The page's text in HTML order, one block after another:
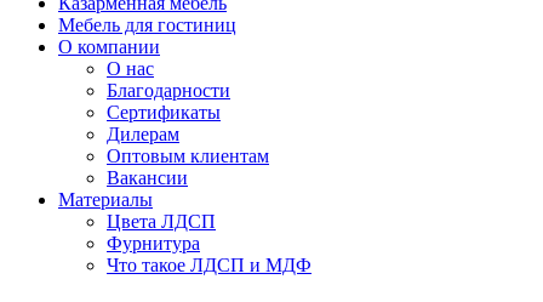
Мебель для гостиниц
О компании
О нас
Благодарности
Сертификаты
Дилерам
Оптовым клиентам
Вакансии
Материалы
Цвета ЛДСП
Фурнитура
Что такое ЛДСП и МДФ